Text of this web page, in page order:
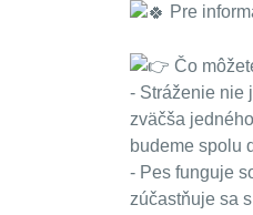
Pre
Čo
- Stráženie nie
zväčša
budeme spolu
- Pes funguje
zúčastňuje sa